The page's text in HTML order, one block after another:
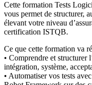
Cette formation Tests
vous permet de structurer,
élevant votre niveau
certification ISTQB.
Ce que cette formation va
• Comprendre et structurer
intégration, système,
• Automatiser vos tests